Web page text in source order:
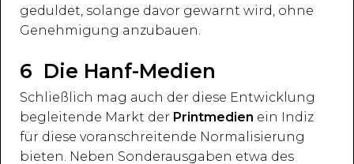
geduldet, solange davor gewarnt wird, ohne
Genehmigung anzubauen.
6 Die Hanf-Medien
Schließlich mag auch der diese Entwicklung
begleitende Markt der Printmedien ein Indiz
für diese voranschreitende Normalisierung
bieten. Neben Sonderausgaben etwa des